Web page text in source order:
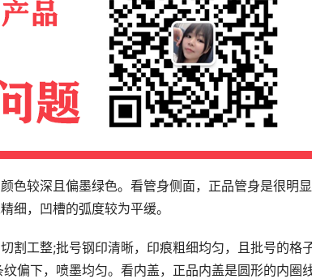
色较深且偏墨绿色。看管身侧面，正品管身是很明
细，凹槽的弧度较为平缓。
割工整;批号钢印清晰，印痕粗细均匀，且批号的格
偏下，喷墨均匀。看内盖，正品内盖是圆形的内圈